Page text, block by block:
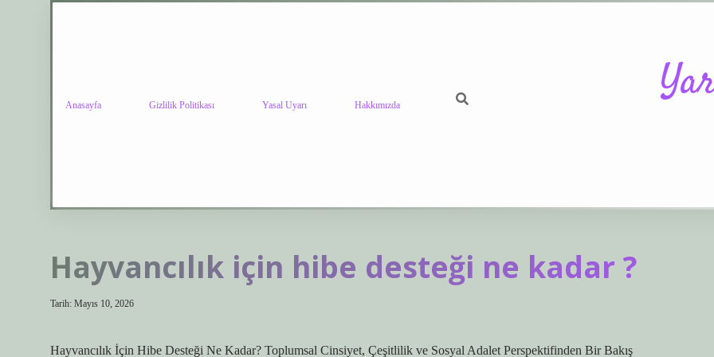
Anasayfa Gizlilik Politikası Yasal Uyarı Hakkımızda
Hayvancılık için hibe desteği ne kadar ?
Tarih: Mayıs 10, 2026
Hayvancılık İçin Hibe Desteği Ne Kadar? Toplumsal Cinsiyet, Çeşitlilik ve Sosyal Adalet Perspektifinden Bir Bakış